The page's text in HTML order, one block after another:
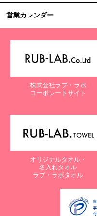
営業カレンダー
株式会社ラブ・ラボ
コーポレートサイト
オリジナルタオル・
名入れタオル
ラブ・ラボタオル